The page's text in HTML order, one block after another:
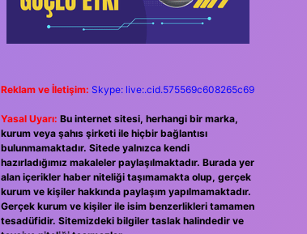
Reklam ve İletişim: Skype: live:.cid.575569c608265c69
Yasal Uyarı: Bu internet sitesi, herhangi bir marka,
kurum veya şahıs şirketi ile hiçbir bağlantısı
bulunmamaktadır. Sitede yalnızca kendi
hazırladığımız makaleler paylaşılmaktadır. Burada yer
alan içerikler haber niteliği taşımamakta olup, gerçek
kurum ve kişiler hakkında paylaşım yapılmamaktadır.
Gerçek kurum ve kişiler ile isim benzerlikleri tamamen
tesadüfidir. Sitemizdeki bilgiler taslak halindedir ve